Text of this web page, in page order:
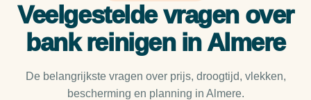
Veelgestelde vragen over
bank reinigen in Almere
De belangrijkste vragen over prijs, droogtijd, vlekken,
bescherming en planning in Almere.